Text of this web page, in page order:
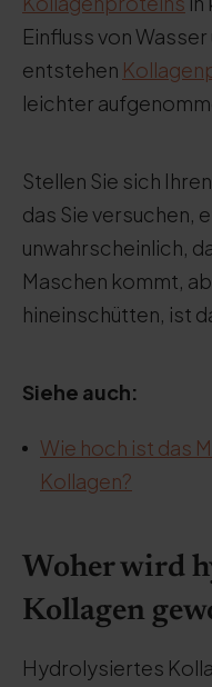
Einfluss von
entstehen
leichter
Stellen Sie sich
das Sie versuchen,
unwahrscheinlich,
Maschen kommt,
hineinschütten, ist
Siehe auch:
Wie hoch ist das
Kollagen?
Woher wird
Kollagen
Hydrolysiertes